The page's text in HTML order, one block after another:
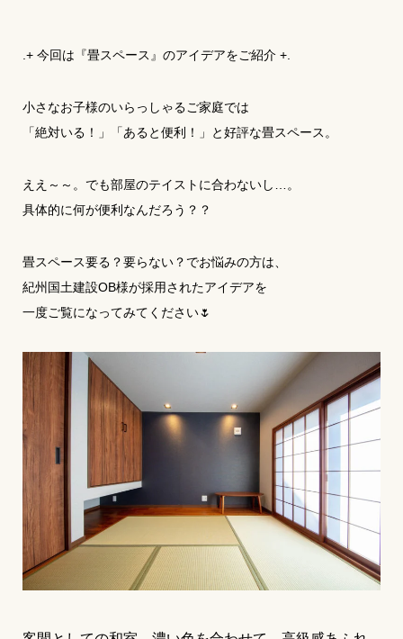
.+ 今回は『畳スペース』のアイデアをご紹介 +.
小さなお子様のいらっしゃるご家庭では
「絶対いる！」「あると便利！」と好評な畳スペース。
ええ～～。でも部屋のテイストに合わないし…。
具体的に何が便利なんだろう？？
畳スペース要る？要らない？でお悩みの方は、
紀州国土建設OB様が採用されたアイデアを
一度ご覧になってみてください🌷